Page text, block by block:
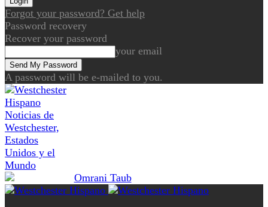
Forgot your password? Get help
Password recovery
Recover your password
your email
A password will be e-mailed to you.
Noticias de
Westchester,
Estados
Unidos y el
Mundo